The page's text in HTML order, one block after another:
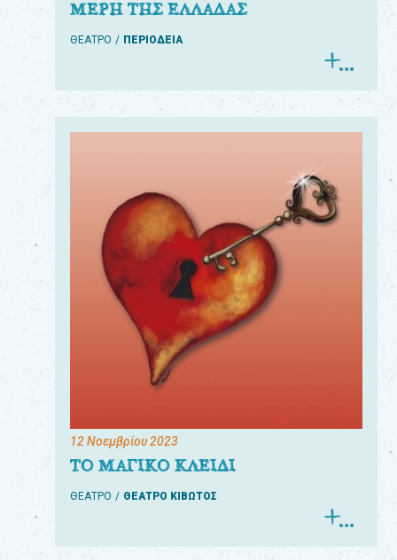
ΜΕΡΗ ΤΗΣ ΕΛΛΑΔΑΣ
ΘΕΑΤΡΟ ΠΕΡΙΟΔΕΙΑ
12 Νοεμβρίου 2023
ΤΟ ΜΑΓΙΚΟ ΚΛΕΙΔΙ
ΘΕΑΤΡΟ ΘΕΑΤΡΟ ΚΙΒΩΤΟΣ